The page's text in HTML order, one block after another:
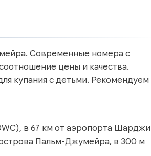
Современные номера с
цены и качества.
купания с детьми. Рекомендуем
в 67 км от аэропорта Шарджи
острова Пальм-Джумейра, в 300 м